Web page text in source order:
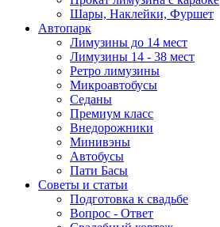
Шары, Наклейки, Фуршет
Автопарк
Лимузины до 14 мест
Лимузины 14 - 38 мест
Ретро лимузины
Микроавтобусы
Седаны
Премиум класс
Внедорожники
Минивэны
Автобусы
Пати Басы
Советы и статьи
Подготовка к свадьбе
Вопрос - Ответ